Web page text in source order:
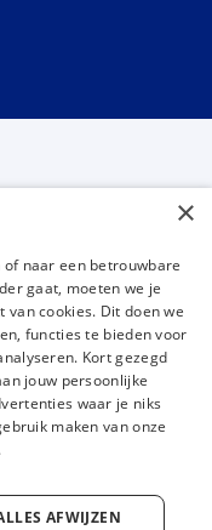
FacebookLinkedIn YouTube
×
naar een betrouwbare
gaat, moeten we je
cookies. Dit doen we
functies te bieden voor
Kort gezegd
jouw persoonlijke
waar je niks
maken van onze
AFWIJZEN